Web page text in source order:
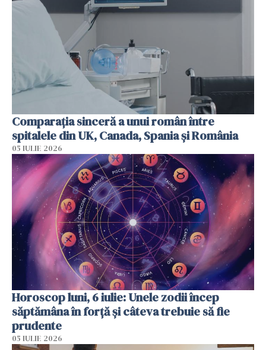
Comparația sinceră a unui român între
spitalele din UK, Canada, Spania și România
05 IULIE 2026
Horoscop luni, 6 iulie: Unele zodii încep
săptămâna în forță și câteva trebuie să fie
prudente
05 IULIE 2026